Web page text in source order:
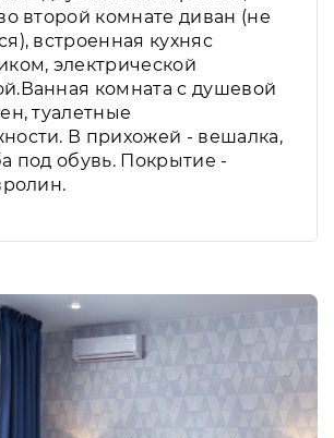
второй комнате диван (не
встроенная кухняс
электрической
комната с душевой
туалетные
В прихожей - вешалка,
под обувь. Покрытие -